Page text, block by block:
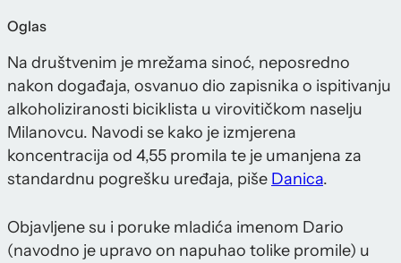
Oglas
Na društvenim je mrežama sinoć, neposredno
nakon događaja, osvanuo dio zapisnika o ispitivanju
alkoholiziranosti biciklista u virovitičkom naselju
Milanovcu. Navodi se kako je izmjerena
koncentracija od 4,55 promila te je umanjena za
standardnu pogrešku uređaja, piše Danica.
Objavljene su i poruke mladića imenom Dario
(navodno je upravo on napuhao tolike promile) u